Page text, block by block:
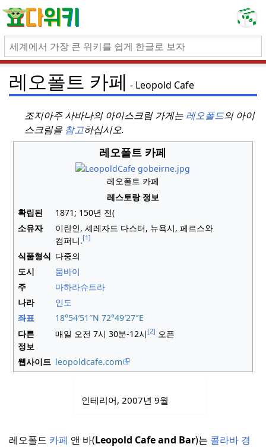
레오폴트 카페 Leopold Cafe
조지아주 사바나의 아이스크림 가게는 레오폴드의 아이
스크림을참고하십시오.
레오폴트 카페
레오폴트 카페
레스토랑정보
확립된
1871; 150년 전(
소유자
이란인, 셰레자드 다스터, 뉴욕시, 페르스와
컴퍼니.[1]
식품형식 다중의
도시
뭄바이
주
마하라슈트라
나라
인도
좌표
18°54′51″N 72°49′27″E
다른
정보
매일 오전 7시 30분-12시 [2] 오픈
웹사이트 leopoldcafe.com
인테리어, 2007년 9월
레오폴드 카페 앤 바(Leopold Cafe and Bar)는 콜라바 경